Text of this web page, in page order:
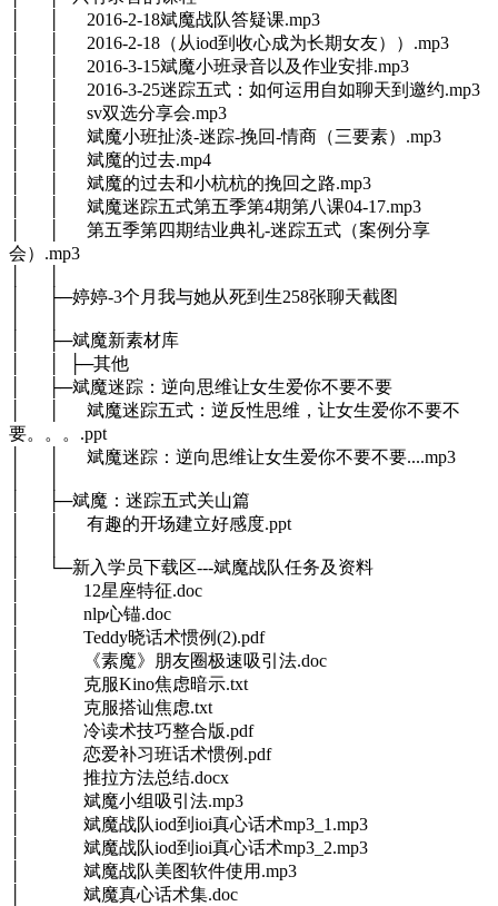
│ │ 2016-2-18斌魔战队答疑课.mp3
│ │ 2016-2-18（从iod到收心成为长期女友））.mp3
│ │ 2016-3-15斌魔小班录音以及作业安排.mp3
│ │ 2016-3-25迷踪五式：如何运用自如聊天到邀约.mp3
│ │ sv双选分享会.mp3
│ │ 斌魔小班扯淡-迷踪-挽回-情商（三要素）.mp3
│ │ 斌魔的过去.mp4
│ │ 斌魔的过去和小杭杭的挽回之路.mp3
│ │ 斌魔迷踪五式第五季第4期第八课04-17.mp3
│ │ 第五季第四期结业典礼-迷踪五式（案例分享
会）.mp3
│ ├─婷婷-3个月我与她从死到生258张聊天截图
│ ├─斌魔新素材库
│ │ ├─其他
│ ├─斌魔迷踪：逆向思维让女生爱你不要不要
│ │ 斌魔迷踪五式：逆反性思维，让女生爱你不要不
要。。。.ppt
│ │ 斌魔迷踪：逆向思维让女生爱你不要不要....mp3
│ ├─斌魔：迷踪五式关山篇
│ │ 有趣的开场建立好感度.ppt
│ └─新入学员下载区---斌魔战队任务及资料
│ 12星座特征.doc
│ nlp心锚.doc
│ Teddy晓话术惯例(2).pdf
│ 《素魔》朋友圈极速吸引法.doc
│ 克服Kino焦虑暗示.txt
│ 克服搭讪焦虑.txt
│ 冷读术技巧整合版.pdf
│ 恋爱补习班话术惯例.pdf
│ 推拉方法总结.docx
│ 斌魔小组吸引法.mp3
│ 斌魔战队iod到ioi真心话术mp3_1.mp3
│ 斌魔战队iod到ioi真心话术mp3_2.mp3
│ 斌魔战队美图软件使用.mp3
│ 斌魔真心话术集.doc